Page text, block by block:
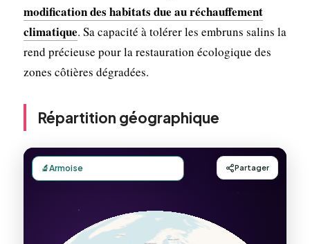
modification des habitats due au réchauffement
climatique. Sa capacité à tolérer les embruns salins la
rend précieuse pour la restauration écologique des
zones côtières dégradées.
Répartition géographique